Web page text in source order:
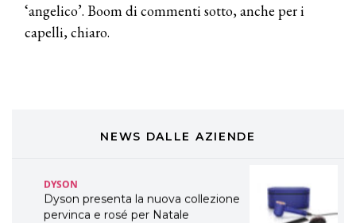
‘angelico’. Boom di commenti sotto, anche per i
capelli, chiaro.
NEWS DALLE AZIENDE
DAVINES
Davines presenta cofanetti beauty
WELLNESS CONGRESS 2022: I
DYSON
Dyson presenta la nuova collezione
pervinca e rosé per Natale